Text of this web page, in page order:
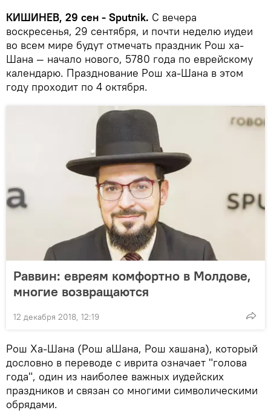
КИШИНЕВ, 29 сен - Sputnik. С вечера
воскресенья, 29 сентября, и почти неделю иудеи
во всем мире будут отмечать праздник Рош ха-
Шана — начало нового, 5780 года по еврейскому
календарю. Празднование Рош ха-Шана в этом
году проходит по 4 октября.
Раввин: евреям комфортно в Молдове,
многие возвращаются
12 декабря 2018, 12:19
Рош Ха-Шана (Рош аШана, Рош хашана), который
дословно в переводе с иврита означает "голова
года", один из наиболее важных иудейских
праздников и связан со многими символическими
обрядами.